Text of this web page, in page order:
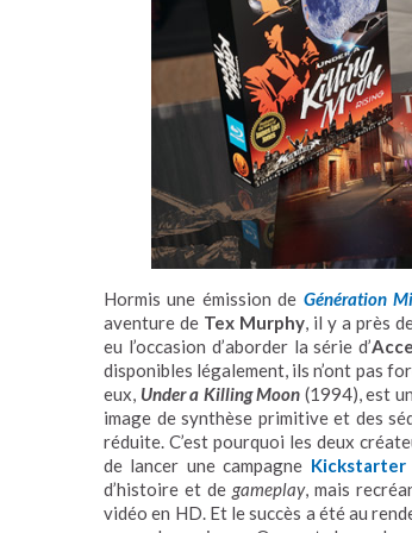
Hormis une émission de Génération
aventure de Tex Murphy, il y a près
eu l’occasion d’aborder la série d’
disponibles légalement, ils n’ont pas
eux, Under a Killing Moon (1994), est
image de synthèse primitive et des
réduite. C’est pourquoi les deux
de lancer une campagne Kickstarter
d’histoire et de gameplay, mais
vidéo en HD. Et le succès a été au